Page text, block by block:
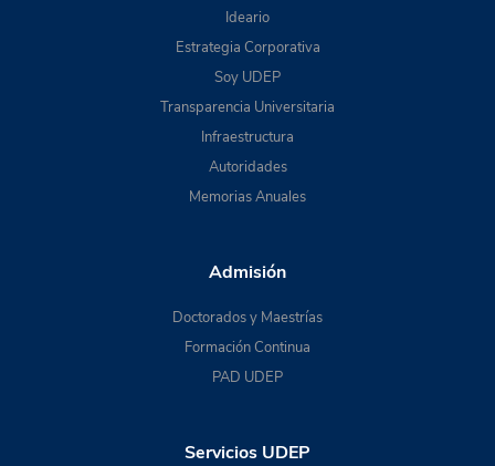
Ideario
Estrategia Corporativa
Soy UDEP
Transparencia Universitaria
Infraestructura
Autoridades
Memorias Anuales
Admisión
Doctorados y Maestrías
Formación Continua
PAD UDEP
Servicios UDEP